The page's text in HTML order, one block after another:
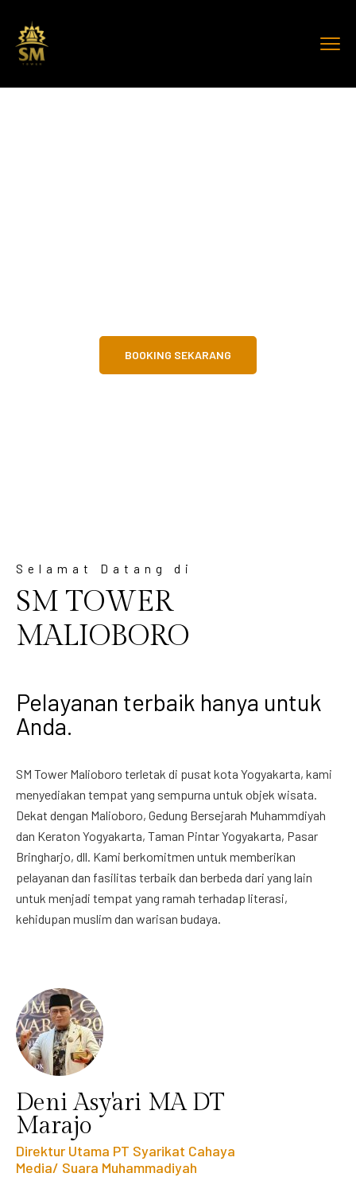
BOOKING SEKARANG
Selamat Datang di
SM TOWER
MALIOBORO
Pelayanan terbaik hanya untuk
Anda.
SM Tower Malioboro terletak di pusat kota Yogyakarta, kami
menyediakan tempat yang sempurna untuk objek wisata.
Dekat dengan Malioboro, Gedung Bersejarah Muhammdiyah
dan Keraton Yogyakarta, Taman Pintar Yogyakarta, Pasar
Bringharjo, dll. Kami berkomitmen untuk memberikan
pelayanan dan fasilitas terbaik dan berbeda dari yang lain
untuk menjadi tempat yang ramah terhadap literasi,
kehidupan muslim dan warisan budaya.
Deni Asy'ari MA DT
Marajo
Direktur Utama PT Syarikat Cahaya
Media/ Suara Muhammadiyah